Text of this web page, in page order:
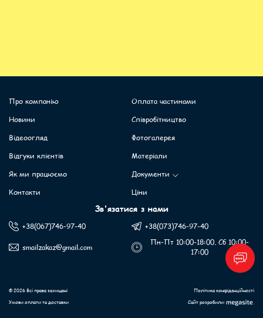
Про компанію
Новини
Відеоогляд
Відгуки клієнтів
Як ми працюємо
Контакти
Оплата частинами
Співробітництво
Фотогалерея
Матеріали
Документи
Ціни
Зв'язатися з нами
+38(067)746-97-40 +38(073)746-97-40
smailzakaz@gmail.com
Пн-Пт 10:00-18:00, Сб 10:00-
17:00
© 2026 Всі права захищені
Політика конфіденційності
Умови оплати та доставки
Сайт розробили: